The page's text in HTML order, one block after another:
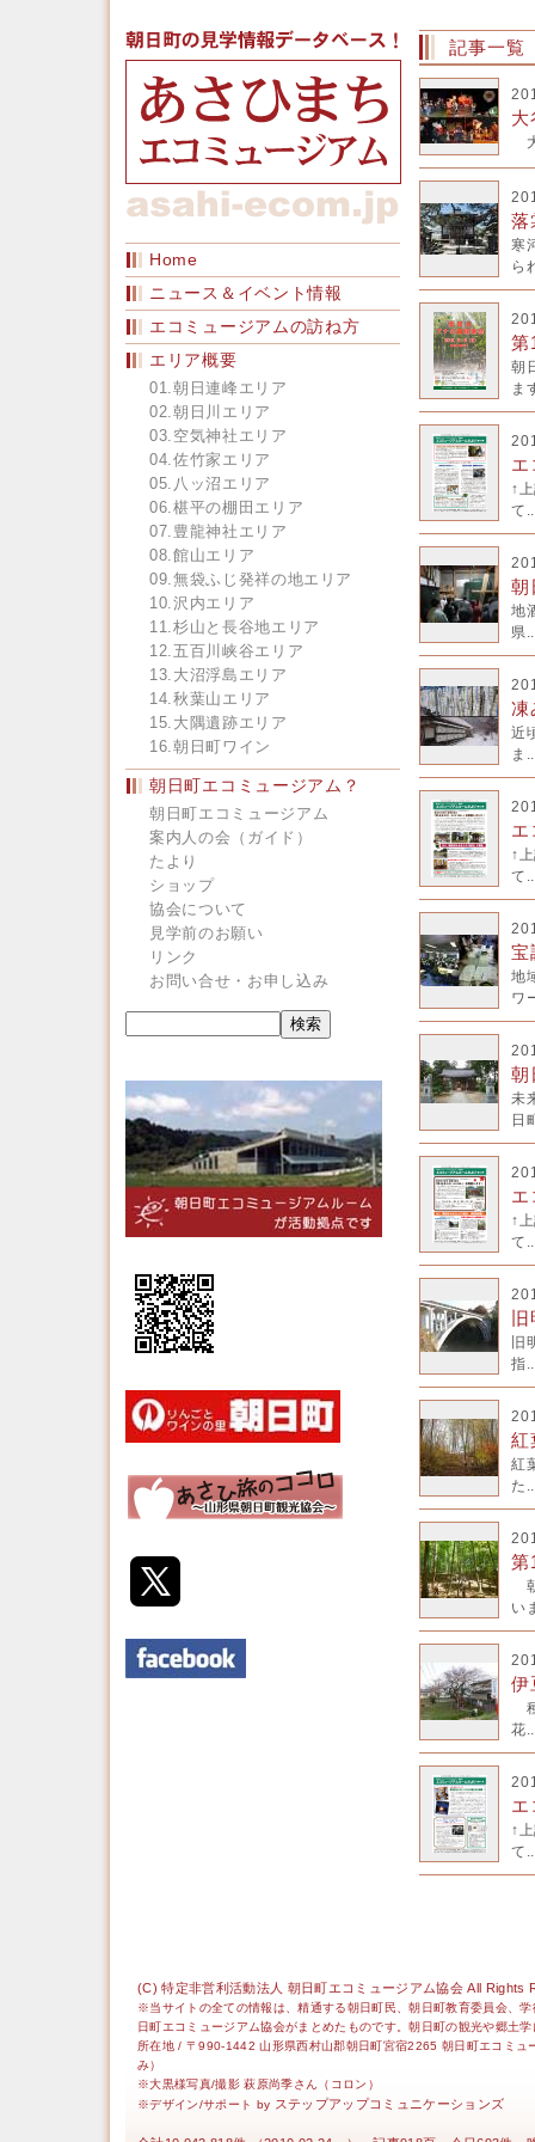
Home
ニュース＆イベント情報
エコミュージアムの訪ね方
エリア概要
01.朝日連峰エリア
02.朝日川エリア
03.空気神社エリア
04.佐竹家エリア
05.八ッ沼エリア
06.椹平の棚田エリア
07.豊龍神社エリア
08.館山エリア
09.無袋ふじ発祥の地エリア
10.沢内エリア
11.杉山と長谷地エリア
12.五百川峡谷エリア
13.大沼浮島エリア
14.秋葉山エリア
15.大隅遺跡エリア
16.朝日町ワイン
朝日町エコミュージアム？
朝日町エコミュージアム
案内人の会（ガイド）
たより
ショップ
協会について
見学前のお願い
リンク
お問い合せ・お申し込み
記事一覧
大
落
寒
ら
第
朝
ま
エ
↑
て..
朝
地
県..
凍
近
ま..
エ
↑
て..
宝
地
ワ
朝
未
日
エ
↑
て..
旧
指..
紅
紅
た..
第
い
伊
花..
エ
↑
て..
(C) 特定非営利活動法人 朝日町エコミュージアム協会 All Rights
※当サイトの全ての情報は、精通する朝日町民、朝日町教育委員会、
日町エコミュージアム協会がまとめたものです。朝日町の観光や郷土
所在地 / 〒990-1442 山形県西村山郡朝日町宮宿2265 朝日町エコミ
み）
※大黒様写真/撮影 萩原尚季さん（コロン）
※デザイン/サポート by ステップアップコミュニケーションズ